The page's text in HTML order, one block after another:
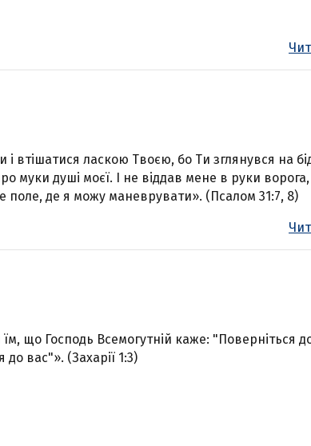
і втішатися ласкою Твоєю, бо Ти зглянувся на
муки душі моєї. І не віддав мене в руки
поле, де я можу маневрувати». (Псалом 31:7, 8)
що Господь Всемогутній каже: "Поверніться
до вас"». (Захарії 1:3)